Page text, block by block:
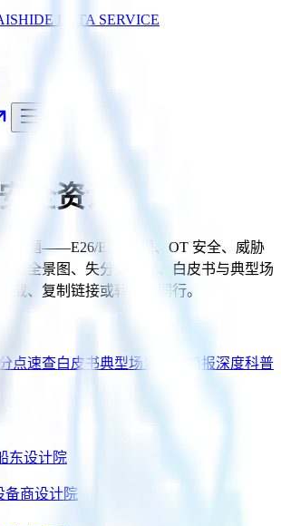
DATA SERVICE
全资讯
话题——E26/E27 合规、OT 安全、威胁
款全景图、失分点速查、白皮书与典型场
载、复制链接或转发给同行。
分点速查白皮书典型场景 监管简报深度科普
东设计院
备商设计院